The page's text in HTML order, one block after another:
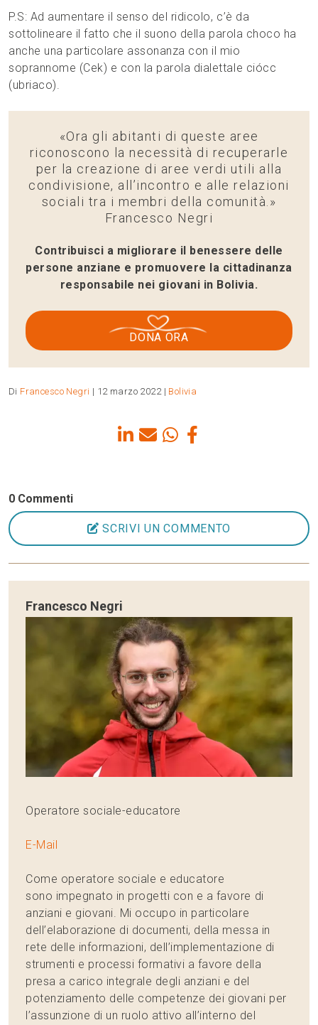
P.S: Ad aumentare il senso del ridicolo, c’è da
sottolineare il fatto che il suono della parola choco ha
anche una particolare assonanza con il mio
soprannome (Cek) e con la parola dialettale ciócc
(ubriaco).
«Ora gli abitanti di queste aree
riconoscono la necessità di recuperarle
per la creazione di aree verdi utili alla
condivisione, all’incontro e alle relazioni
sociali tra i membri della comunità.»
Francesco Negri
Contribuisci a migliorare il benessere delle
persone anziane e promuovere la cittadinanza
responsabile nei giovani in Bolivia.
DONA ORA
Di Francesco Negri | 12 marzo 2022 | Bolivia
0 Commenti
SCRIVI UN COMMENTO
Francesco Negri
Operatore sociale-educatore
E-Mail
Come operatore sociale e educatore
sono impegnato in progetti con e a favore di
anziani e giovani. Mi occupo in particolare
dell’elaborazione di documenti, della messa in
rete delle informazioni, dell’implementazione di
strumenti e processi formativi a favore della
presa a carico integrale degli anziani e del
potenziamento delle competenze dei giovani per
l’assunzione di un ruolo attivo all’interno del